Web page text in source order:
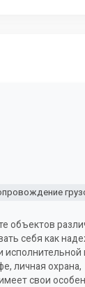
объектов
себя как
личная охрана,
свои